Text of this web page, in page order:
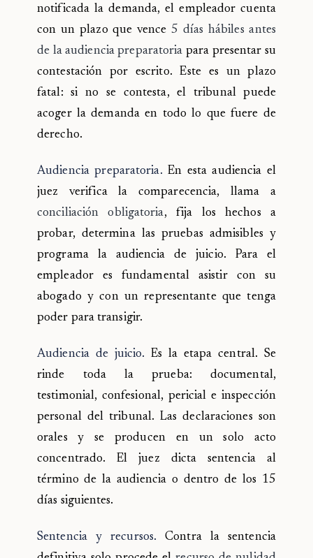
notificada la demanda, el empleador cuenta
con un plazo que vence 5 días hábiles antes
de la audiencia preparatoria para presentar su
contestación por escrito. Este es un plazo
fatal: si no se contesta, el tribunal puede
acoger la demanda en todo lo que fuere de
derecho.
Audiencia preparatoria. En esta audiencia el
juez verifica la comparecencia, llama a
conciliación obligatoria, fija los hechos a
probar, determina las pruebas admisibles y
programa la audiencia de juicio. Para el
empleador es fundamental asistir con su
abogado y con un representante que tenga
poder para transigir.
Audiencia de juicio. Es la etapa central. Se
rinde toda la prueba: documental,
testimonial, confesional, pericial e inspección
personal del tribunal. Las declaraciones son
orales y se producen en un solo acto
concentrado. El juez dicta sentencia al
término de la audiencia o dentro de los 15
días siguientes.
Sentencia y recursos. Contra la sentencia